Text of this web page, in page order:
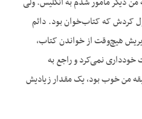
کردش که کتاب‌خوان بود. دائم
هیچ‌وقت از خواندن کتاب،
نمی‌کرد و راجع به
من خوب بود، یک مقدار زیادیش